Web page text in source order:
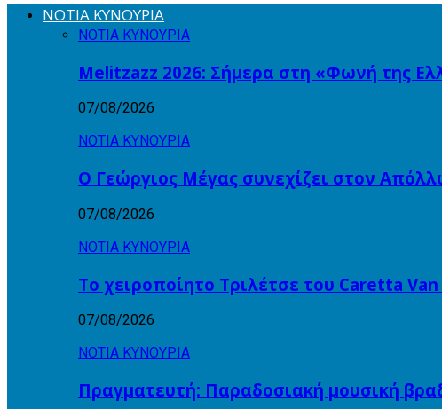
ΝΟΤΙΑ ΚΥΝΟΥΡΙΑ
ΝΟΤΙΑ ΚΥΝΟΥΡΙΑ
Melitzazz 2026: Σήμερα στη «Φωνή της
07/08/2026
ΝΟΤΙΑ ΚΥΝΟΥΡΙΑ
Ο Γεώργιος Μέγας συνεχίζει στον
07/08/2026
ΝΟΤΙΑ ΚΥΝΟΥΡΙΑ
Το χειροποίητο Τριλέτσε του Caretta
07/08/2026
ΝΟΤΙΑ ΚΥΝΟΥΡΙΑ
Πραγματευτή: Παραδοσιακή μουσική